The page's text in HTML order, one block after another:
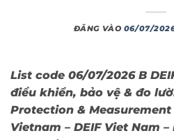
ĐĂNG VÀO 06/07/
List code 06/07/2026 B
điều khiển, bảo vệ & đo
Protection & Measurement
Vietnam – DEIF Viet Nam